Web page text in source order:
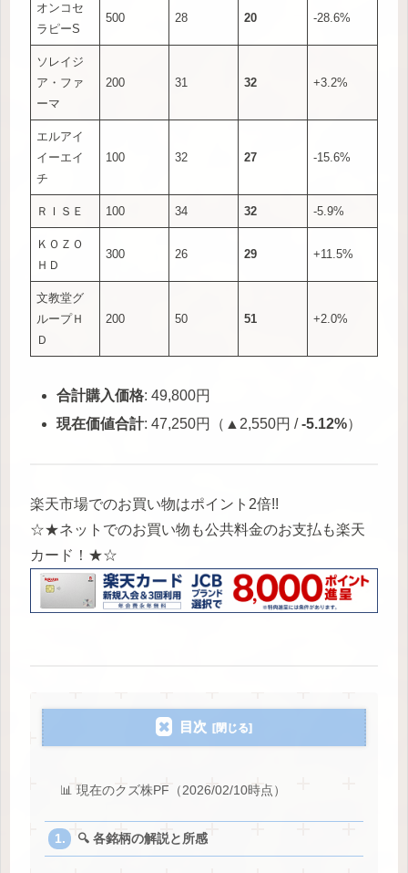
オンコセ
ラピーS
500 28 20 -28.6%
ソレイジ
ア・ファ
ーマ
200 31 32 +3.2%
エルアイ
イーエイ
チ
100 32 27 -15.6%
ＲＩＳＥ 100 34 32 -5.9%
ＫＯＺＯ
ＨＤ
300 26 29 +11.5%
文教堂グ
ループＨ
Ｄ
200 50 51 +2.0%
合計購入価格: 49,800円
現在価値合計: 47,250円（▲2,550円 /-5.12%）
楽天市場でのお買い物はポイント2倍!!
☆★ネットでのお買い物も公共料金のお支払も楽天
カード！★☆
目次
📊 現在のクズ株PF（2026/02/10時点）
🔍 各銘柄の解説と所感